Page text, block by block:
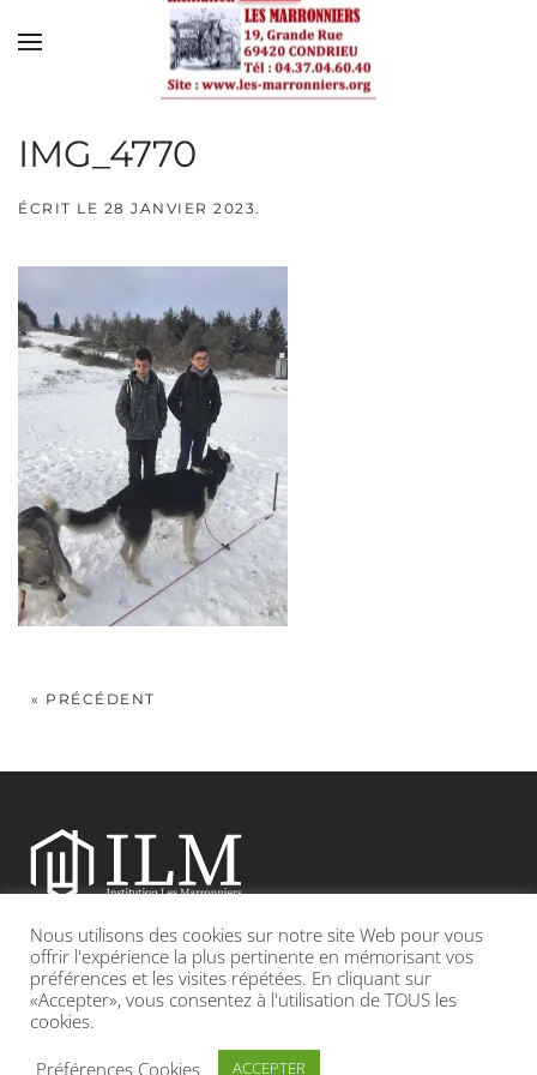
Skip to main content
IMG_4770
ÉCRIT LE 28 JANVIER 2023.
« PRÉCÉDENT
Etablissement catholique sous contrat d’association avec l’Etat
Adresse : 19, Grande rue 69420 CONDRIEU
INFOS LÉGALES POLITIQUE DE CONFIDENTIALITÉ
Nous utilisons des cookies sur notre site Web pour vous
offrir l'expérience la plus pertinente en mémorisant vos
préférences et les visites répétées. En cliquant sur
«Accepter», vous consentez à l'utilisation de TOUS les
cookies.
Préférences Cookies
ACCEPTER